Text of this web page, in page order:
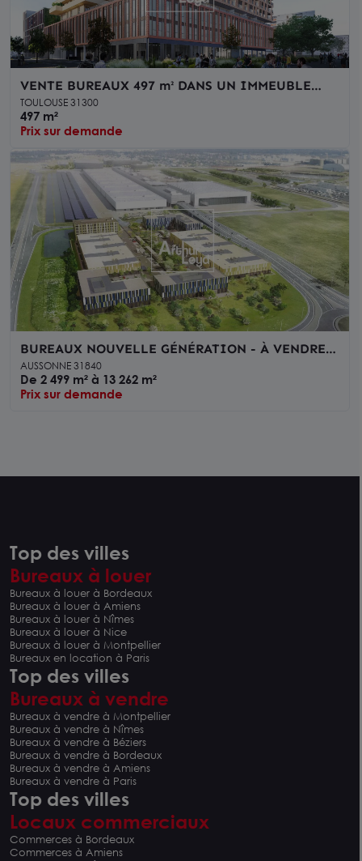
VENTE BUREAUX 497 m² DANS UN IMMEUBLE
TERTIAIRE DE STANDING - ÉCO-QUARTIER LA
CARTOUCHERIE
TOULOUSE 31300
497 m²
Prix sur demande
BUREAUX NOUVELLE GÉNÉRATION - À VENDRE -
AUSSONNE - TOULOUSE NORD-OUEST
AUSSONNE 31840
De 2 499 m² à 13 262 m²
Prix sur demande
Top des villes
Bureaux à louer
Bureaux à louer à Bordeaux
Bureaux à louer à Amiens
Bureaux à louer à Nîmes
Bureaux à louer à Nice
Bureaux à louer à Montpellier
Bureaux en location à Paris
Top des villes
Bureaux à vendre
Bureaux à vendre à Montpellier
Bureaux à vendre à Nîmes
Bureaux à vendre à Béziers
Bureaux à vendre à Bordeaux
Bureaux à vendre à Amiens
Bureaux à vendre à Paris
Top des villes
Locaux commerciaux
Commerces à Bordeaux
Commerces à Amiens